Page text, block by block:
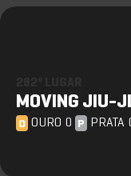
MOVING JIU-
O OURO 0 P PRATA